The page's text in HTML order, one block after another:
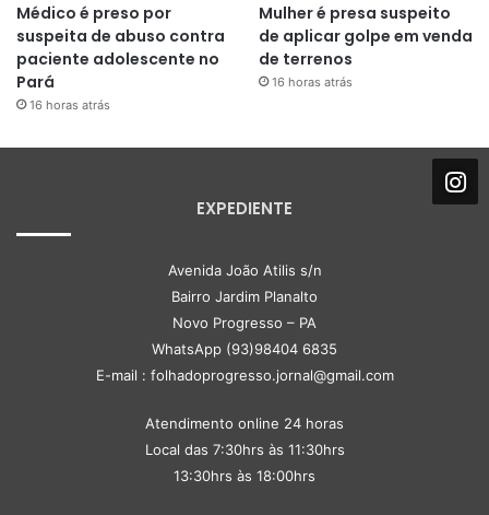
Médico é preso por
suspeita de abuso contra
paciente adolescente no
Pará
16 horas atrás
Mulher é presa suspeito
de aplicar golpe em venda
de terrenos
16 horas atrás
EXPEDIENTE
Avenida João Atilis s/n
Bairro Jardim Planalto
Novo Progresso – PA
WhatsApp (93)98404 6835
E-mail : folhadoprogresso.jornal@gmail.com
Atendimento online 24 horas
Local das 7:30hrs às 11:30hrs
13:30hrs às 18:00hrs